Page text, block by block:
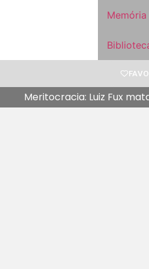
Meritocracia: Luiz Fux